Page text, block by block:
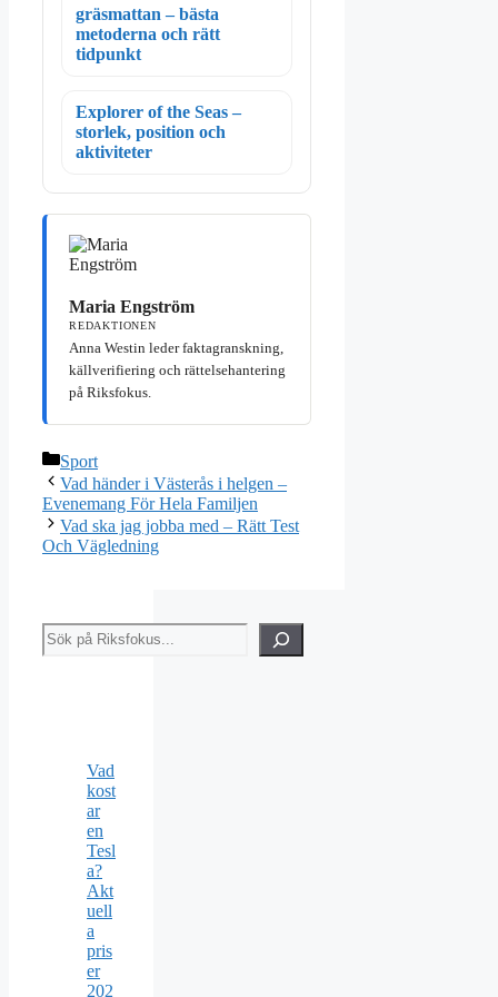
gräsmattan – bästa
metoderna och rätt
tidpunkt
Explorer of the Seas –
storlek, position och
aktiviteter
Maria Engström
REDAKTIONEN
Anna Westin leder faktagranskning,
källverifiering och rättelsehantering
på Riksfokus.
Kategorier
Sport
Vad händer i Västerås i helgen –
Evenemang För Hela Familjen
Vad ska jag jobba med – Rätt Test
Och Vägledning
Sök
Vad
kost
ar
en
Tesl
a?
Akt
uell
a
pris
er
202